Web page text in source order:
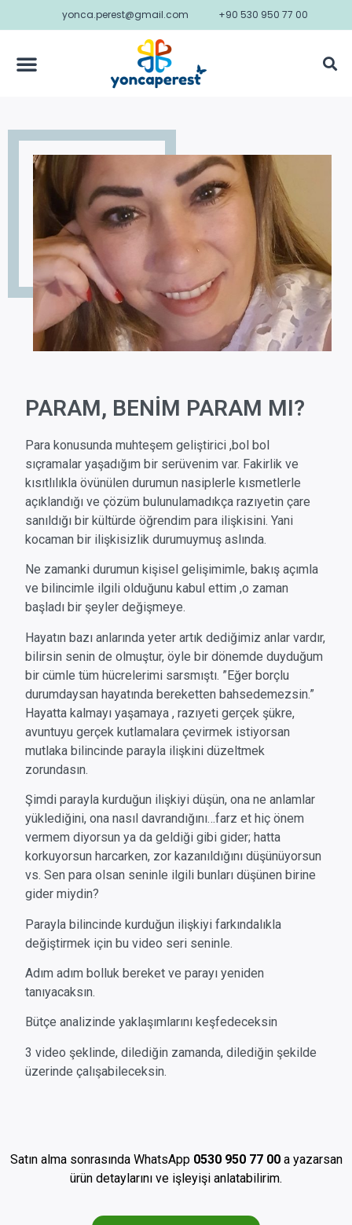
yonca.perest@gmail.com +90 530 950 77 00
PARAM, BENİM PARAM MI?
Para konusunda muhteşem geliştirici ,bol bol
sıçramalar yaşadığım bir serüvenim var. Fakirlik ve
kısıtlılıkla övünülen durumun nasiplerle kısmetlerle
açıklandığı ve çözüm bulunulamadıkça razıyetin çare
sanıldığı bir kültürde öğrendim para ilişkisini. Yani
kocaman bir ilişkisizlik durumuymuş aslında.
Ne zamanki durumun kişisel gelişimimle, bakış açımla
ve bilincimle ilgili olduğunu kabul ettim ,o zaman
başladı bir şeyler değişmeye.
Hayatın bazı anlarında yeter artık dediğimiz anlar vardır,
bilirsin senin de olmuştur, öyle bir dönemde duyduğum
bir cümle tüm hücrelerimi sarsmıştı. ”Eğer borçlu
durumdaysan hayatında bereketten bahsedemezsin.”
Hayatta kalmayı yaşamaya , razıyeti gerçek şükre,
avuntuyu gerçek kutlamalara çevirmek istiyorsan
mutlaka bilincinde parayla ilişkini düzeltmek
zorundasın.
Şimdi parayla kurduğun ilişkiyi düşün, ona ne anlamlar
yüklediğini, ona nasıl davrandığını…farz et hiç önem
vermem diyorsun ya da geldiği gibi gider; hatta
korkuyorsun harcarken, zor kazanıldığını düşünüyorsun
vs. Sen para olsan seninle ilgili bunları düşünen birine
gider miydin?
Parayla bilincinde kurduğun ilişkiyi farkındalıkla
değiştirmek için bu video seri seninle.
Adım adım bolluk bereket ve parayı yeniden
tanıyacaksın.
Bütçe analizinde yaklaşımlarını keşfedeceksin
3 video şeklinde, dilediğin zamanda, dilediğin şekilde
üzerinde çalışabileceksin.
Satın alma sonrasında WhatsApp 0530 950 77 00a yazarsan
ürün detaylarını ve işleyişi anlatabilirim.